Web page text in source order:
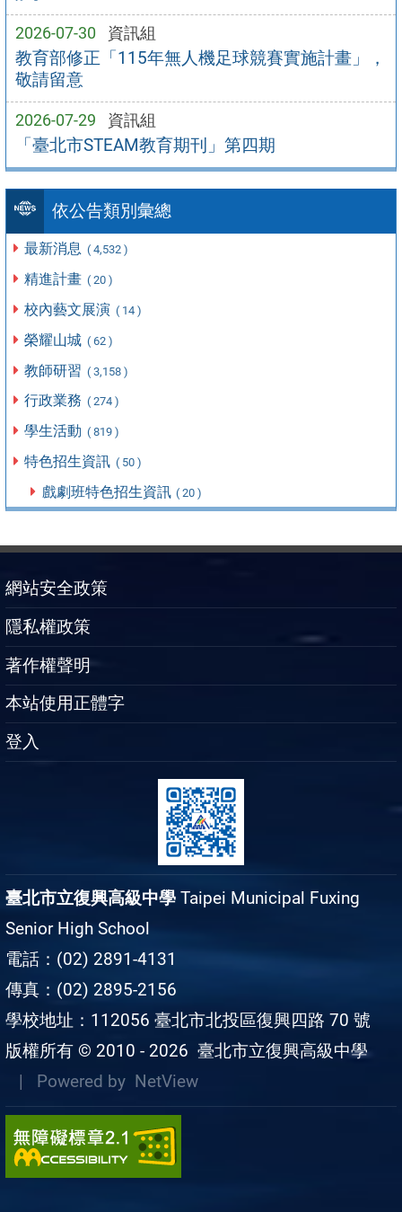
2026-07-30 資訊組
教育部修正「115年無人機足球競賽實施計畫」，
敬請留意
2026-07-29 資訊組
「臺北市STEAM教育期刊」第四期
依公告類別彙總
最新消息 ( 4,532 )
精進計畫 ( 20 )
校內藝文展演 ( 14 )
榮耀山城 ( 62 )
教師研習 ( 3,158 )
行政業務 ( 274 )
學生活動 ( 819 )
特色招生資訊 ( 50 )
戲劇班特色招生資訊 ( 20 )
網站安全政策
隱私權政策
著作權聲明
本站使用正體字
登入
臺北市立復興高級中學 Taipei Municipal Fuxing
Senior High School
電話：(02) 2891-4131
傳真：(02) 2895-2156
學校地址：112056 臺北市北投區復興四路 70 號
版權所有 © 2010 - 2026 臺北市立復興高級中學
| Powered by NetView